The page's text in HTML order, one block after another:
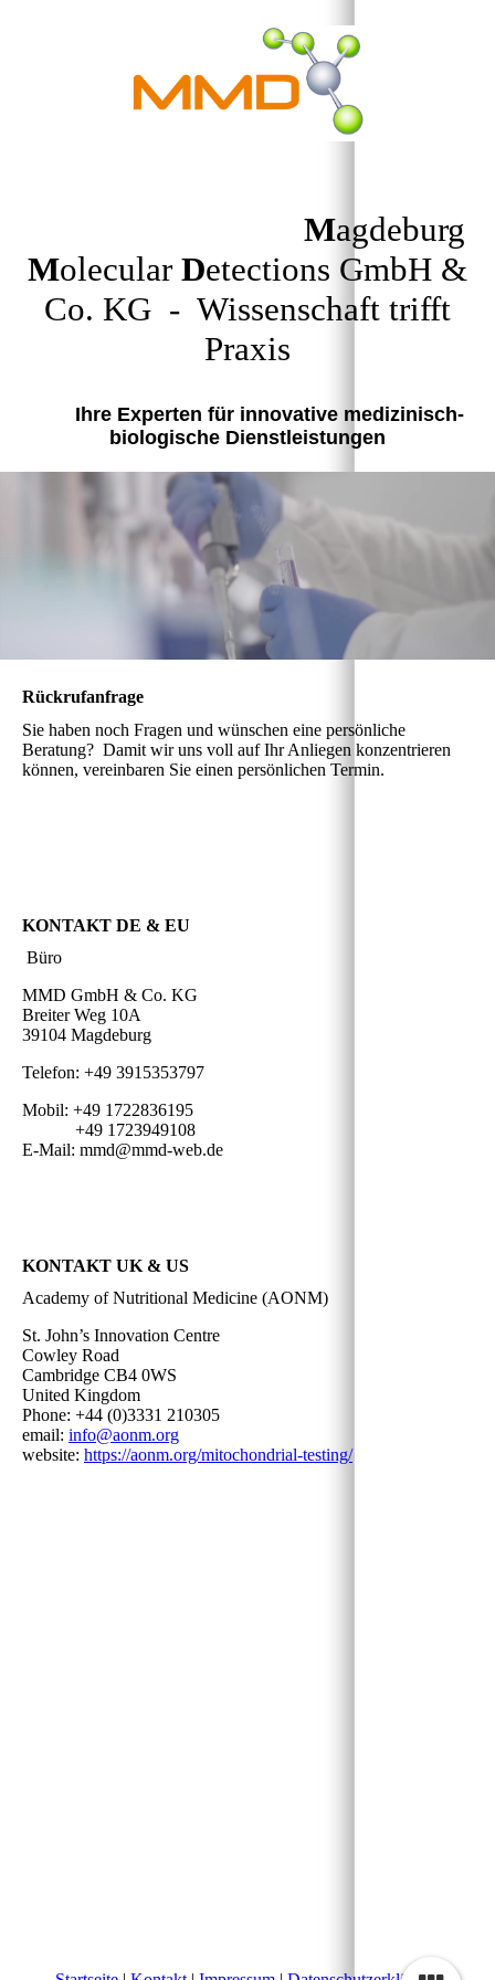
Magdeburg
Molecular Detections GmbH &
Co. KG - Wissenschaft trifft
Praxis
Ihre Experten für innovative medizinisch-
biologische Dienstleistungen
Rückrufanfrage
Sie haben noch Fragen und wünschen eine persönliche
Beratung? Damit wir uns voll auf Ihr Anliegen konzentrieren
können, vereinbaren Sie einen persönlichen Termin.
KONTAKT DE & EU
Büro
MMD GmbH & Co. KG
Breiter Weg 10A
39104 Magdeburg
Telefon: +49 3915353797
Mobil: +49 1722836195
+49 1723949108
E-Mail: mmd@mmd-web.de
KONTAKT UK & US
Academy of Nutritional Medicine (AONM)
St. John’s Innovation Centre
Cowley Road
Cambridge CB4 0WS
United Kingdom
Phone: +44 (0)3331 210305
email: info@aonm.org
website: https://aonm.org/mitochondrial-testing/